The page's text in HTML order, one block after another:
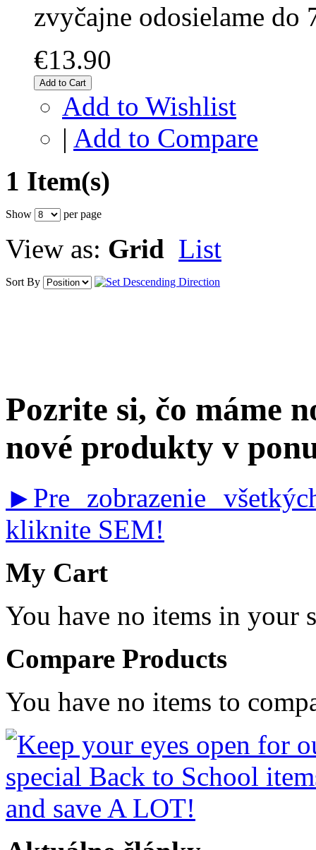
zvyčajne odosielame do
€13.90
Add to Cart
Add to Wishlist
| Add to Compare
1 Item(s)
Show per page
View as: Grid List
Sort By
Pozrite si, čo máme
nové produkty v
►Pre zobrazenie
kliknite SEM!
My Cart
You have no items in your
Compare Products
You have no items to